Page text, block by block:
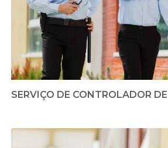
SERVIÇO DE CONTROLADOR